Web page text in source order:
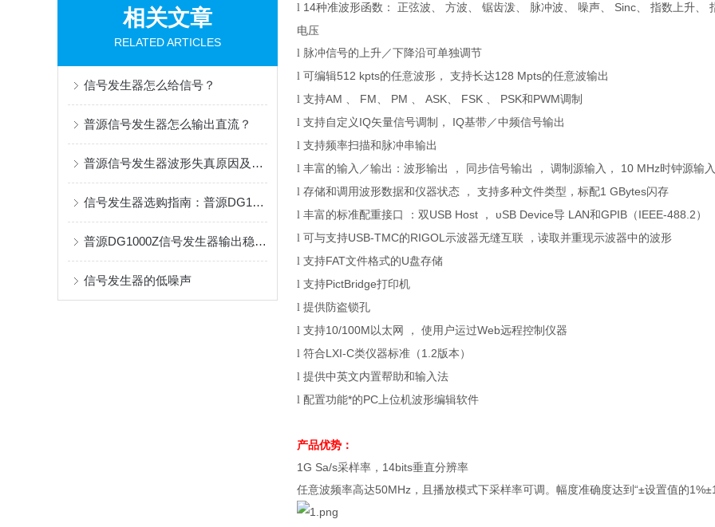
相关文章
RELATED ARTICLES
信号发生器怎么给信号？
普源信号发生器怎么输出直流？
普源信号发生器波形失真原因及解决方法
信号发生器选购指南：普源DG1000Z与鼎阳SDG2000X全面对比
普源DG1000Z信号发生器输出稳定1kHz正弦波设置指南
信号发生器的低噪声
l 14种准波形函数： 正弦波、 方波、 锯齿泼、 脉冲波、 噪声、 Sinc 、 指数上升、
电压
l 脉冲信号的上升／下降沿可单独调节
l 可编辑512 kpts的任意波形， 支持长达128 Mpts的任意波输出
l 支持AM FM PM ASK FSK PSK和PWM调制
l 支持自定义IQ矢量信号调制， IQ基带／中频信号输出
l 支持频率扫描和脉冲串输出
l 丰富的输入／输出：波形输出 ， 同步信号输出 ， 调制源输入， 10 MHz时钟源输
l 存储和调用波形数据和仪器状态 ， 支持多种文件类型，标配1 GBytes闪存
l 丰富的标准配重接口 ：双USB Host ， υSB Device导 LAN和GPIB （IEEE-488.2）
l 可与支持USB-TMC的RIGOL 示波器无缝互联 ，读取并重现示波器中的波形
l 支持FAT文件格式的U盘存储
l 支持PictBridge打印机
l 提供防盗锁孔
l 支持10/100M以太网 ， 使用户运过Web远程控制仪器
l 符合LXI-C类仪器标准（1.2版本）
l 提供中英文内置帮助和输入法
l 配置功能*的PC 上位机波形编辑软件
产品优势：
1G Sa/s采样率， 14bits垂直分辨率
任意波频率高达50MHz ，且播放模式下采样率可调。幅度准确度达到 “±设置值的